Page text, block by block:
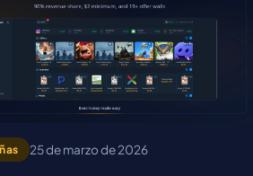
25 de marzo de 2026